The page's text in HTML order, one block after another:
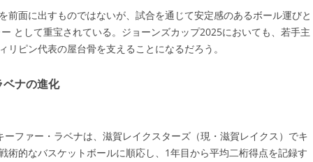
前面に出すものではないが、試合を通じて安定感のあるボール運びと
として重宝されている。ジョーンズカップ2025においても、若手主
ピン代表の屋台骨を支えることになるだろう。
ナの進化
ファー・ラベナは、滋賀レイクスターズ（現・滋賀レイクス）でキ
術的なバスケットボールに順応し、1年目から平均二桁得点を記録す